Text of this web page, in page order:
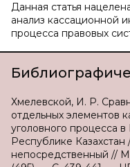
Данная статья
анализ кассационной
процесса правовых
Хмелевской, И. Р.
отдельных элементов
уголовного процесса
Республике
непосредственный //